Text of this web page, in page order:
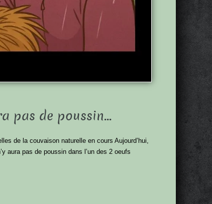
pas de poussin…
de la couvaison naturelle en cours Aujourd’hui,
aura pas de poussin dans l’un des 2 oeufs